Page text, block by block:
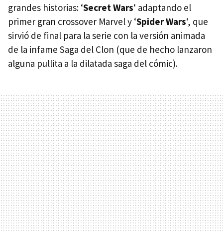
grandes historias: ‘Secret Wars‘ adaptando el
primer gran crossover Marvel y ‘Spider Wars‘, que
sirvió de final para la serie con la versión animada
de la infame Saga del Clon (que de hecho lanzaron
alguna pullita a la dilatada saga del cómic).